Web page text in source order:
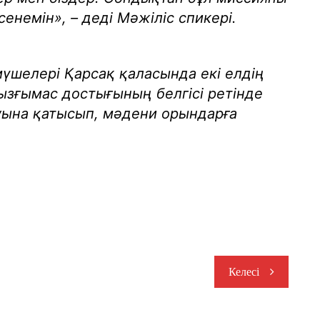
– деді Мәжіліс спикері.
Қарсақ қаласында екі елдің
достығының белгісі ретінде
қатысып, мәдени орындарға
Келесі